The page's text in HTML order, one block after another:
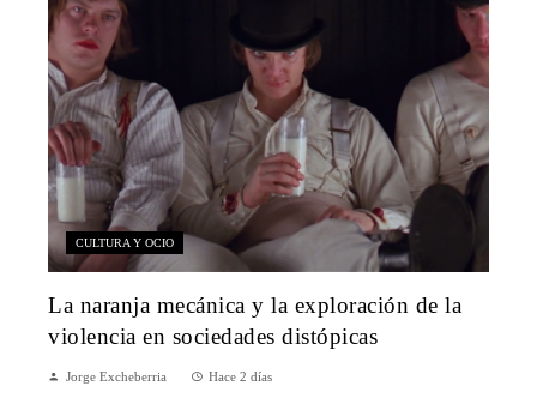
CULTURA Y OCIO
La naranja mecánica y la exploración de la
violencia en sociedades distópicas
Jorge Excheberria Hace 2 días